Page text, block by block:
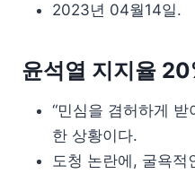
2023년 04월14일.
윤석열 지지율
“민심을 겸허하게
한 상황이다.
도청 논란에, 굴욕적